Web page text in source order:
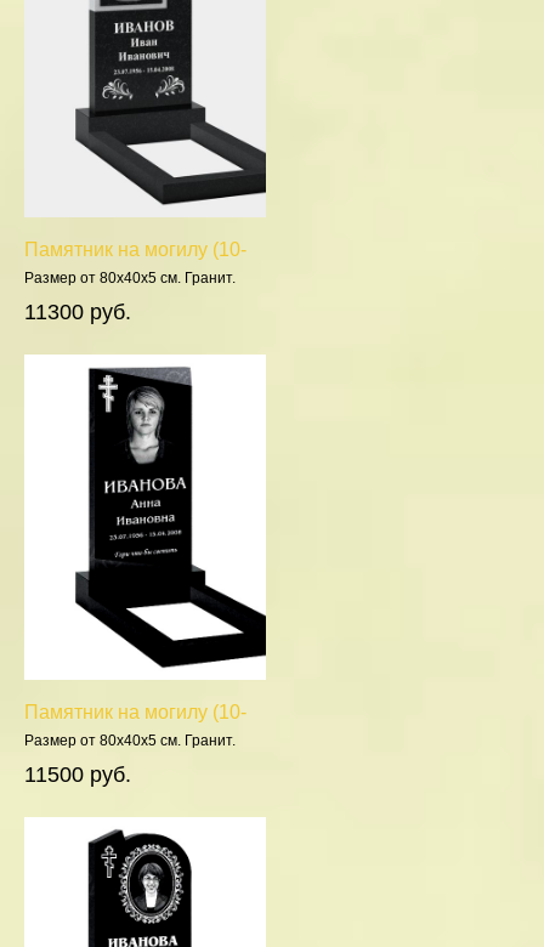
Памятник на могилу (10-
786)
Размер от 80х40х5 см. Гранит.
11300 руб.
Памятник на могилу (10-
598)
Размер от 80х40х5 см. Гранит.
11500 руб.